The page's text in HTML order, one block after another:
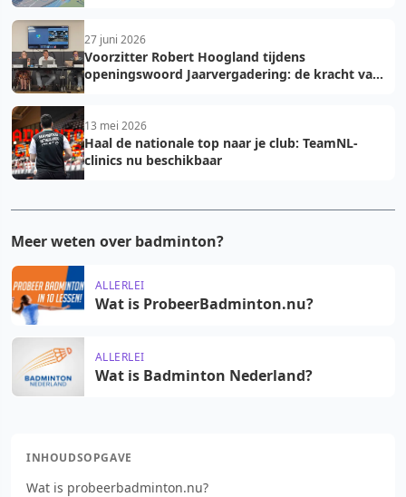
27 juni 2026
Voorzitter Robert Hoogland tijdens
openingswoord Jaarvergadering: de kracht van
13 mei 2026
Haal de nationale top naar je club: TeamNL-
clinics nu beschikbaar
Meer weten over badminton?
ALLERLEI
Wat is ProbeerBadminton.nu?
ALLERLEI
Wat is Badminton Nederland?
INHOUDSOPGAVE
Wat is probeerbadminton.nu?